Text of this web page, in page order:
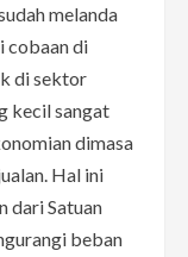
melanda
cobaan di
di sektor
kecil sangat
dimasa
Hal ini
dari Satuan
beban